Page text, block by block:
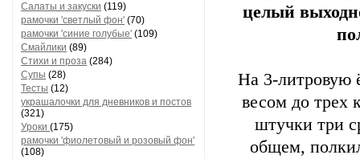
Салаты и закуски (119)
рамочки 'светлый фон' (70)
рамочки 'синие голубые' (109)
Смайлики (89)
Стихи и проза (284)
Супы (28)
Тесты (12)
украшалочки для дневников и постов
(321)
Уроки (175)
рамочки 'фиолетовый и розовый фон'
(108)
целый
На 3-литровую
весом до трех
штучки три
общем,